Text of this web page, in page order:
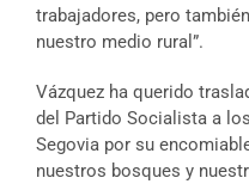
trabajadores, pero
nuestro medio rural”.
Vázquez ha querido
del Partido Socialista a
Segovia por su
nuestros bosques y